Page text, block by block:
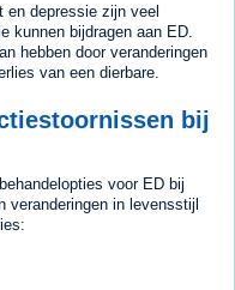
en depressie zijn veel
kunnen bijdragen aan ED.
hebben door veranderingen
van een dierbare.
bij
voor ED bij
veranderingen in levensstijl